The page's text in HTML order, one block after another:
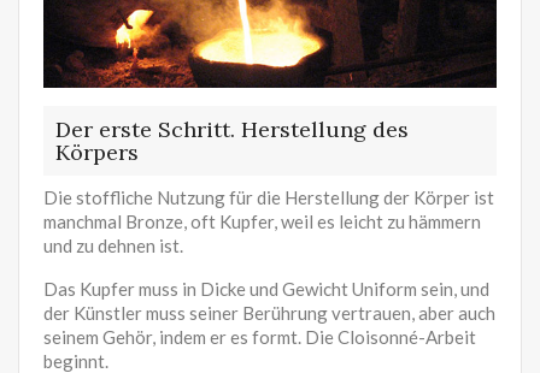
Der erste Schritt. Herstellung des
Körpers
Die stoffliche Nutzung für die Herstellung der Körper ist
manchmal Bronze, oft Kupfer, weil es leicht zu hämmern
und zu dehnen ist.
Das Kupfer muss in Dicke und Gewicht Uniform sein, und
der Künstler muss seiner Berührung vertrauen, aber auch
seinem Gehör, indem er es formt. Die Cloisonné-Arbeit
beginnt.